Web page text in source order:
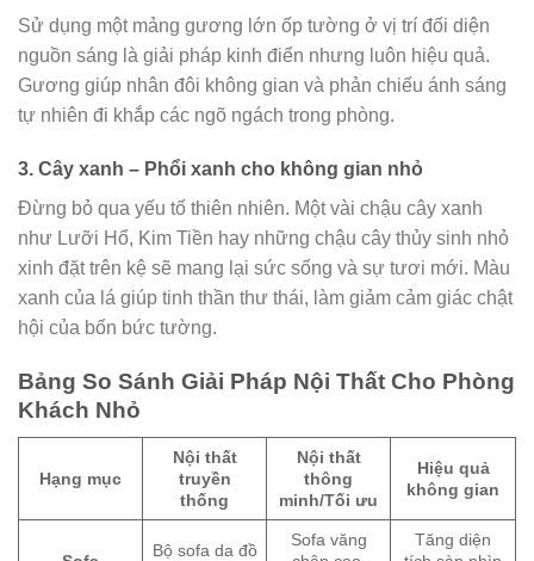
Sử dụng một mảng gương lớn ốp tường ở vị trí đối diện
nguồn sáng là giải pháp kinh điển nhưng luôn hiệu quả.
Gương giúp nhân đôi không gian và phản chiếu ánh sáng
tự nhiên đi khắp các ngõ ngách trong phòng.
3. Cây xanh – Phổi xanh cho không gian nhỏ
Đừng bỏ qua yếu tố thiên nhiên. Một vài chậu cây xanh
như Lưỡi Hổ, Kim Tiền hay những chậu cây thủy sinh nhỏ
xinh đặt trên kệ sẽ mang lại sức sống và sự tươi mới. Màu
xanh của lá giúp tinh thần thư thái, làm giảm cảm giác chật
hội của bốn bức tường.
Bảng So Sánh Giải Pháp Nội Thất Cho Phòng
Khách Nhỏ
Hạng mục
Nội thất
truyền
thống
Nội thất
thông
minh/Tối ưu
Hiệu quả
không gian
Bộ sofa da đồ
Sofa văng
Tăng diện